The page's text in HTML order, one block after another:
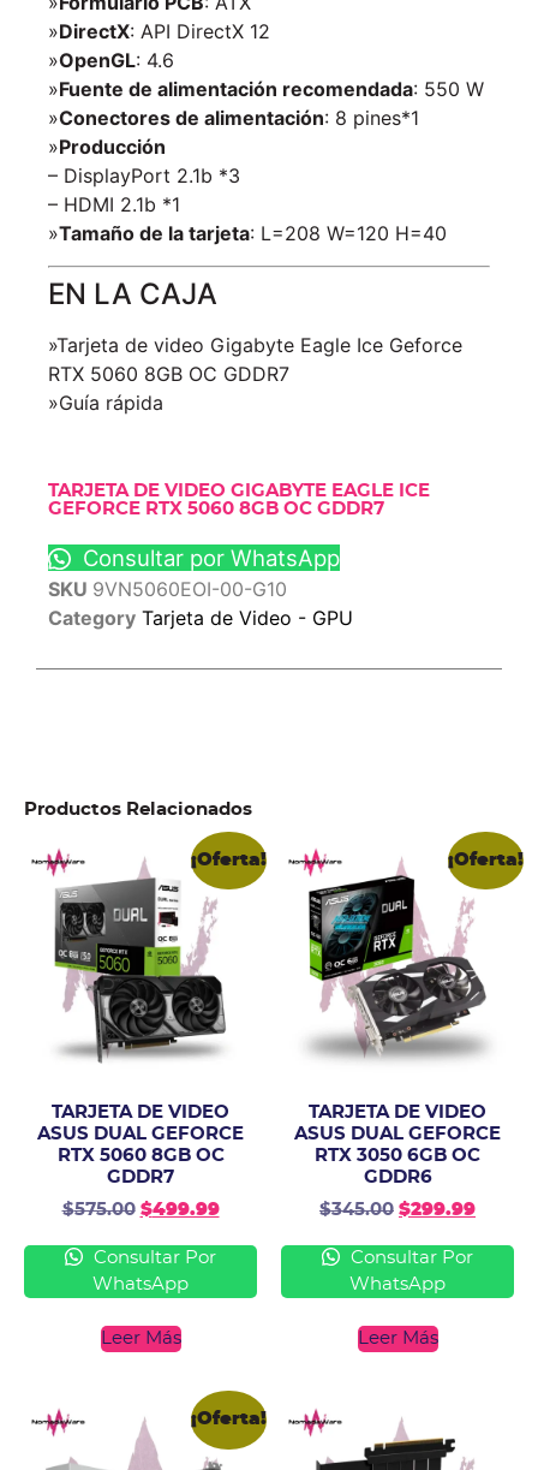
»DirectX: API DirectX 12
»OpenGL: 4.6
»Fuente de alimentación recomendada: 550 W
»Conectores de alimentación: 8 pines*1
»Producción
– DisplayPort 2.1b *3
– HDMI 2.1b *1
»Tamaño de la tarjeta: L=208 W=120 H=40
EN LA CAJA
»Tarjeta de video Gigabyte Eagle Ice Geforce
RTX 5060 8GB OC GDDR7
»Guía rápida
TARJETA DE VIDEO GIGABYTE EAGLE ICE
GEFORCE RTX 5060 8GB OC GDDR7
Consultar por WhatsApp
SKU 9VN5060EOI-00-G10
Category Tarjeta de Video - GPU
Productos Relacionados
¡Oferta!
TARJETA DE VIDEO
ASUS DUAL GEFORCE
RTX 5060 8GB OC
GDDR7
$575.00 $499.99
Consultar Por
WhatsApp
Leer Más
¡Oferta!
TARJETA DE VIDEO
ASUS DUAL GEFORCE
RTX 3050 6GB OC
GDDR6
$345.00 $299.99
Consultar Por
WhatsApp
Leer Más
¡Oferta!